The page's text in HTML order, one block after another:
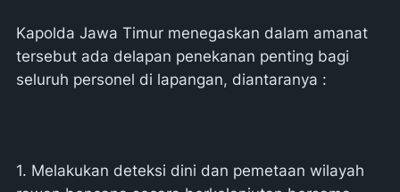
Kapolda Jawa Timur menegaskan dalam amanat
tersebut ada delapan penekanan penting bagi
seluruh personel di lapangan, diantaranya :
1. Melakukan deteksi dini dan pemetaan wilayah